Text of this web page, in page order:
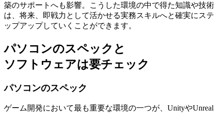
築のサポートへも影響。こうした環境の中で得た知識や技術
は、将来、即戦力として活かせる実務スキルへと確実にステ
ップアップしていくことができます。
パソコンのスペックと
ソフトウェアは要チェック
パソコンのスペック
ゲーム開発において最も重要な環境の一つが、 UnityやUnreal